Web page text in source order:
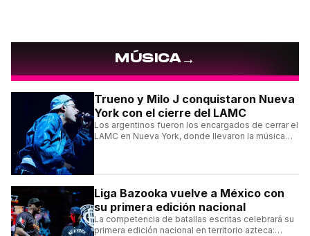
MÚSICA→
Trueno y Milo J conquistaron Nueva
York con el cierre del LAMC
Los argentinos fueron los encargados de cerrar el
LAMC en Nueva York, donde llevaron la música
Liga Bazooka vuelve a México con
su primera edición nacional
La competencia de batallas escritas celebrará su
primera edición nacional en territorio azteca: